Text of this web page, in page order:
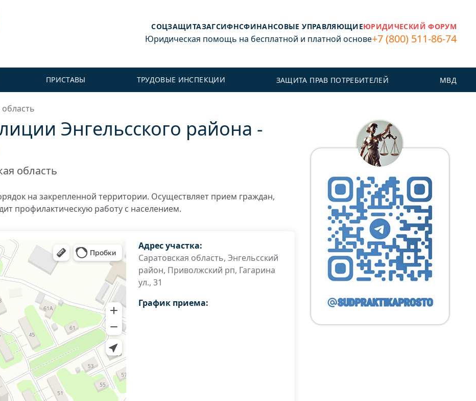
СОЦЗАЩИТАЗАГСИФНСФИНАНСОВЫЕ УПРАВЛЯЮЩИЕЮРИДИЧЕСКИЙ ФОРУМ
Юридическая помощь на бесплатной и платной основе+7 (800) 511-86-74
ПРИСТАВЫ ТРУДОВЫЕ ИНСПЕКЦИИ ЗАЩИТА ПРАВ ПОТРЕБИТЕЛЕЙ МВД
Энгельсского района -
область
на закрепленной территории. Осуществляет прием граждан,
профилактическую работу с населением.
Адрес участка:
Саратовская область, Энгельсский
район, Приволжский рп, Гагарина
ул., 31
График приема: